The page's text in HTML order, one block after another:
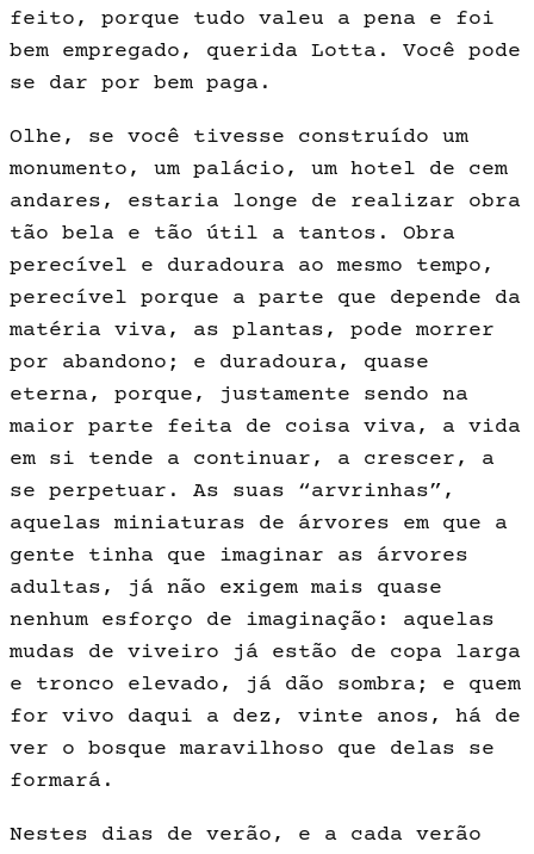
feito, porque tudo valeu a pena e foi
bem emprega­do, querida Lotta. Você pode
se dar por bem paga.
Olhe, se você tivesse construído um
monumento, um palácio, um hotel de cem
andares, estaria longe de rea­lizar obra
tão bela e tão útil a tantos. Obra
perecível e duradoura ao mesmo tempo,
perecível porque a parte que depende da
matéria viva, as plantas, pode morrer
por abandono; e duradou­ra, quase
eterna, porque, justamente sendo na
maior parte feita de coisa vi­va, a vida
em si tende a continuar, a crescer, a
se perpetuar. As suas “arvrinhas”,
aquelas miniaturas de árvo­res em que a
gente tinha que imaginar as árvores
adultas, já não exigem mais quase
nenhum esforço de imaginação: aquelas
mudas de viveiro já estão de copa larga
e tronco elevado, já dão sombra; e quem
for vivo daqui a dez, vinte anos, há de
ver o bosque mara­vilhoso que delas se
formará.
Nestes dias de verão, e a cada verão